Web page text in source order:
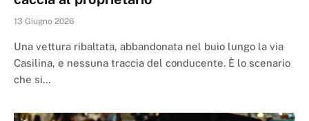
13 Giugno 2026
Una vettura ribaltata, abbandonata nel buio lungo la via
Casilina, e nessuna traccia del conducente. È lo scenario
che si…